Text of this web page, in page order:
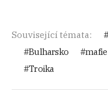
Související témata:
Bulharsko
mafie
Troika